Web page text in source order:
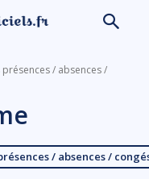
/ absences /
/ absences /